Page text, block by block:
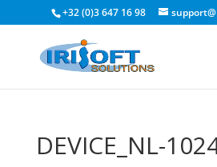
+32 (0)3 647 16 98
DEVICE_NL-